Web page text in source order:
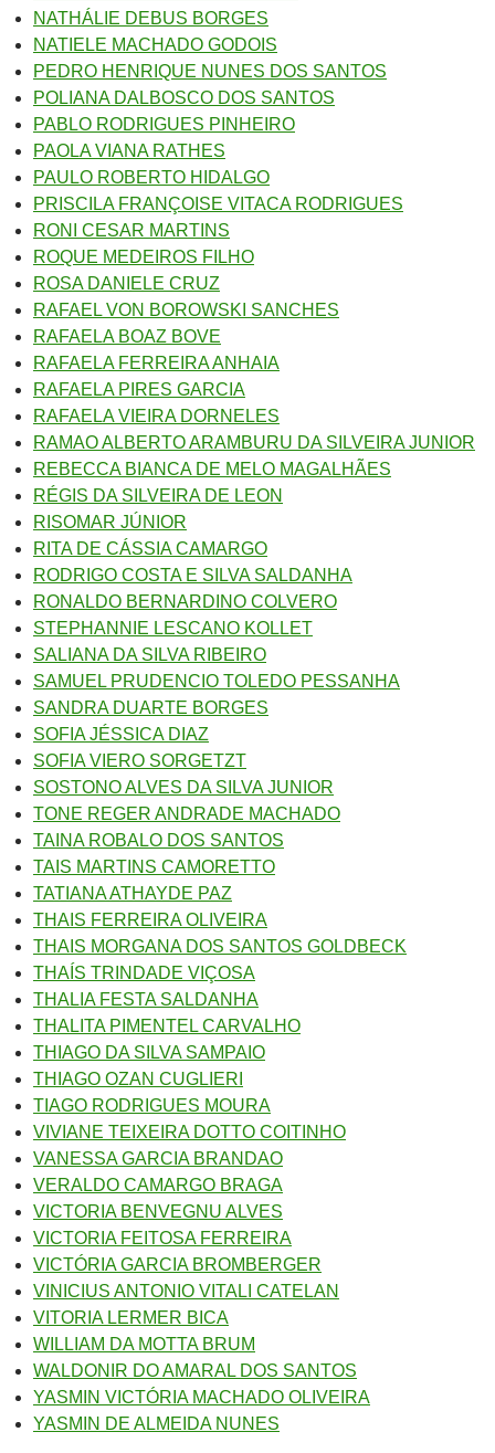
NATHÁLIE DEBUS BORGES
NATIELE MACHADO GODOIS
PEDRO HENRIQUE NUNES DOS SANTOS
POLIANA DALBOSCO DOS SANTOS
PABLO RODRIGUES PINHEIRO
PAOLA VIANA RATHES
PAULO ROBERTO HIDALGO
PRISCILA FRANÇOISE VITACA RODRIGUES
RONI CESAR MARTINS
ROQUE MEDEIROS FILHO
ROSA DANIELE CRUZ
RAFAEL VON BOROWSKI SANCHES
RAFAELA BOAZ BOVE
RAFAELA FERREIRA ANHAIA
RAFAELA PIRES GARCI A
RAFAELA VIEIRA DORNELES
RAMAO ALBERTO ARAMBURU DA SILVEIRA JUNIOR
REBECCA BIANCA DE MELO MAGALHÃES
RÉGIS DA SILVEIRA DE LEON
RISOMAR JÚNIOR
RITA DE CÁSSIA CAMARGO
RODRIGO COSTA E SILVA SALDANHA
RONALDO BERNARDINO COLVERO
STEPHANNIE LESCANO KOLLET
SALIANA DA SILVA RIBEIRO
SAMUEL PRUDENCIO TOLEDO PESSANHA
SANDRA DUARTE BORGES
SOFIA JÉSSICA DIAZ
SOFIA VIERO SORGETZT
SOSTONO ALVES DA SILVA JUNIOR
TONE REGER ANDRADE MACHADO
TAINA ROBALO DOS SANTOS
TAIS MARTINS CAMORETTO
TATIANA ATHAYDE PAZ
THAIS FERREIRA OLIVEIRA
THAIS MORGANA DOS SANTOS GOLDBECK
THAÍS TRINDADE VIÇOSA
THALIA FESTA SALDANHA
THALITA PIMENTEL CARVALHO
THIAGO DA SILVA SAMPAIO
THIAGO OZAN CUGLIERI
TIAGO RODRIGUES MOURA
VIVIANE TEIXEIRA DOTTO COITINHO
VANESSA GARCIA BRANDAO
VERALDO CAMARGO BRAGA
VICTORIA BENVEGNU ALVES
VICTORIA FEITOSA FERREIRA
VICTÓRIA GARCIA BROMBERGER
VINICIUS ANTONIO VITALI CATELAN
VITORIA LERMER BICA
WILLIAM DA MOTTA BRUM
WALDONIR DO AMARAL DOS SANTOS
YASMIN VICTÓRIA MACHADO OLIVEIRA
YASMIN DE ALMEIDA NUNES